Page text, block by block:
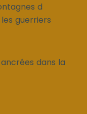
d
guerriers
dans la